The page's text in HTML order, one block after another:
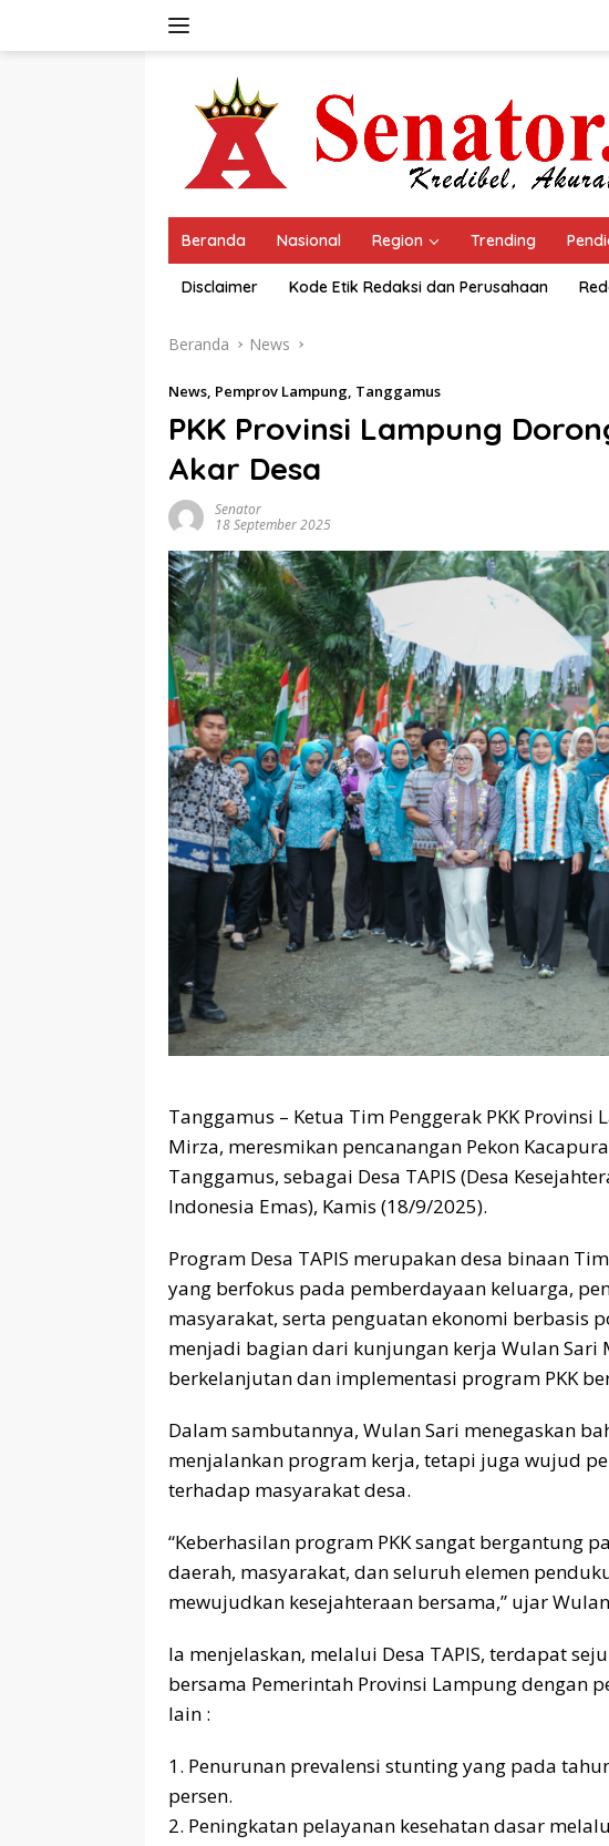
Beranda Nasional Region Trending
Disclaimer Kode Etik Redaksi dan Perusahaan
Beranda News
News, Pemprov Lampung, Tanggamus
PKK Provinsi Lampung
Akar Desa
Senator
18 September 2025
Tanggamus – Ketua Tim Penggerak PKK
Mirza, meresmikan pencanangan Pekon
Tanggamus, sebagai Desa TAPIS (Desa
Indonesia Emas), Kamis (18/9/2025).
Program Desa TAPIS merupakan desa binaan
yang berfokus pada pemberdayaan keluarga,
masyarakat, serta penguatan ekonomi berbasis
menjadi bagian dari kunjungan kerja Wulan
berkelanjutan dan implementasi program PKK
Dalam sambutannya, Wulan Sari menegaskan
menjalankan program kerja, tetapi juga wujud
terhadap masyarakat desa.
“Keberhasilan program PKK sangat bergantung
daerah, masyarakat, dan seluruh elemen
mewujudkan kesejahteraan bersama,” ujar
Ia menjelaskan, melalui Desa TAPIS, terdapat
bersama Pemerintah Provinsi Lampung dengan
lain :
1. Penurunan prevalensi stunting yang pada
persen.
2. Peningkatan pelayanan kesehatan dasar